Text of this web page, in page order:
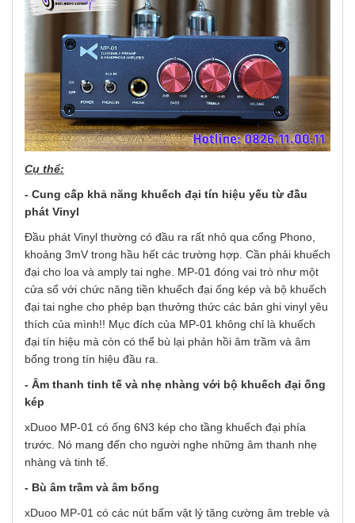
Cụ thể:
- Cung cấp khả năng khuếch đại tín hiệu yếu từ đầu
phát Vinyl
Đầu phát Vinyl thường có đầu ra rất nhỏ qua cổng Phono,
khoảng 3mV trong hầu hết các trường hợp. Cần phải khuếch
đại cho loa và amply tai nghe. MP-01 đóng vai trò như một
cửa sổ với chức năng tiền khuếch đại ống kép và bộ khuếch
đại tai nghe cho phép bạn thưởng thức các bản ghi vinyl yêu
thích của mình!! Mục đích của MP-01 không chỉ là khuếch
đại tín hiệu mà còn có thể bù lại phản hồi âm trầm và âm
bổng trong tín hiệu đầu ra.
- Âm thanh tinh tế và nhẹ nhàng với bộ khuếch đại ống
kép
xDuoo MP-01 có ống 6N3 kép cho tầng khuếch đại phía
trước. Nó mang đến cho người nghe những âm thanh nhẹ
nhàng và tinh tế.
- Bù âm trầm và âm bổng
xDuoo MP-01 có các nút bấm vật lý tăng cường âm treble và